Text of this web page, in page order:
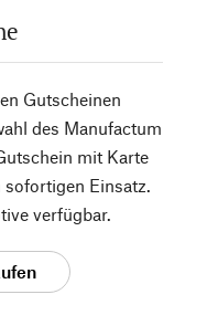
Gutscheinen
des Manufactum
mit Karte
Einsatz.
verfügbar.